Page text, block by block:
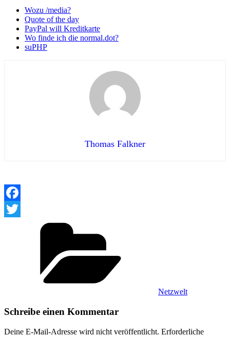
Wozu /media?
Quote of the day
PayPal will Kreditkarte
Wo finde ich die normal.dot?
suPHP
Thomas Falkner
Facebook
Netzwelt
Schreibe einen Kommentar
Deine E-Mail-Adresse wird nicht veröffentlicht. Erforderliche